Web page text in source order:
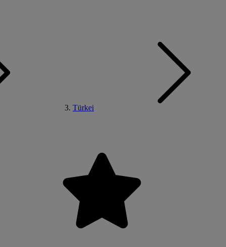
Türkei